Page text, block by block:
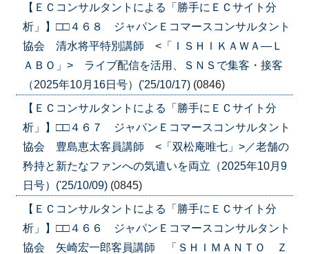
【ＥＣコンサルタントによる「勝手にＥＣサイト分
析」】□□４６８ ジャパンＥコマースコンサルタント
協会 清水将平特別講師 <「ＩＳＨＩＫＡＷＡ―Ｌ
ＡＢＯ」> ライブ配信を活用、ＳＮＳで集客・接客
（2025年10月16日号）('25/10/17) (0846)
【ＥＣコンサルタントによる「勝手にＥＣサイト分
析」】□□４６７ ジャパンＥコマースコンサルタント
協会 豊島恵太客員講師 <「双松庵唯七」>／老舗の
矜持と新たなファンへの気遣いを両立（2025年10月9
日号）('25/10/09) (0845)
【ＥＣコンサルタントによる「勝手にＥＣサイト分
析」】□□４６６ ジャパンＥコマースコンサルタント
協会 矢崎宏一郎客員講師 「ＳＨＩＭＡＮＴＯ Ｚ